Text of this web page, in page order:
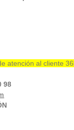
atención al cliente
98